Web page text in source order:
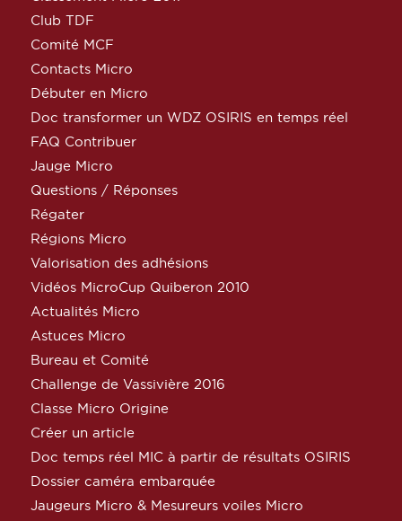
Club TDF
Comité MCF
Contacts Micro
Débuter en Micro
Doc transformer un WDZ OSIRIS en temps réel
FAQ Contribuer
Jauge Micro
Questions / Réponses
Régater
Régions Micro
Valorisation des adhésions
Vidéos MicroCup Quiberon 2010
Actualités Micro
Astuces Micro
Bureau et Comité
Challenge de Vassivière 2016
Classe Micro Origine
Créer un article
Doc temps réel MIC à partir de résultats OSIRIS
Dossier caméra embarquée
Jaugeurs Micro & Mesureurs voiles Micro